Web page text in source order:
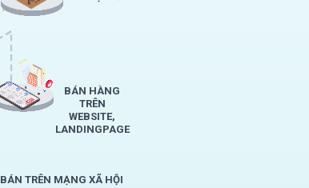
BÁN HÀNG
TRÊN
WEBSITE,
LANDINGPAGE
BÁN TRÊN MẠNG XÃ HỘI